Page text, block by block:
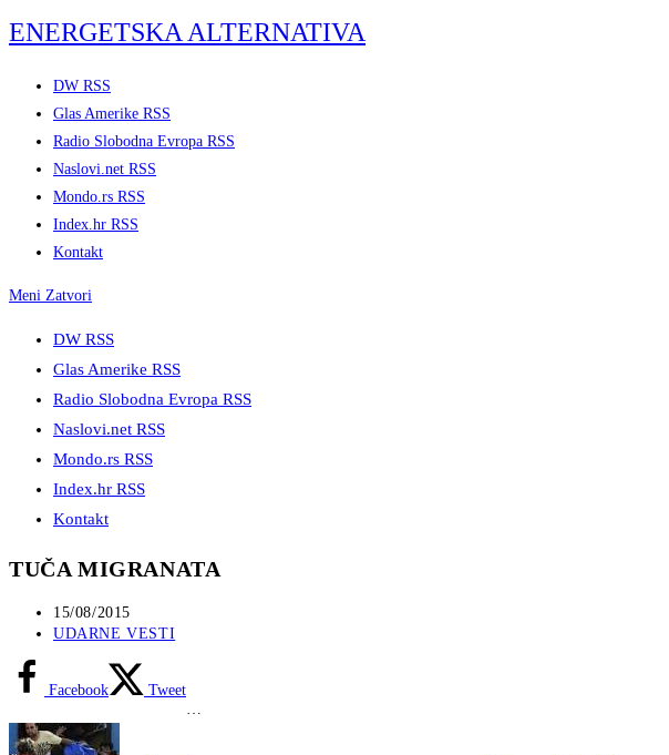
Skip
to
ENERGETSKA ALTERNATIVA
DW RSS
Glas Amerike RSS
Radio Slobodna Evropa RSS
Naslovi.net RSS
Mondo.rs RSS
Index.hr RSS
Kontakt
Meni Zatvori
DW RSS
Glas Amerike RSS
Radio Slobodna Evropa RSS
Naslovi.net RSS
Mondo.rs RSS
Index.hr RSS
Kontakt
TUČA MIGRANATA
Post
published:
15/08/2015
Post
UDARNE VESTI
Facebook
Tweet
…